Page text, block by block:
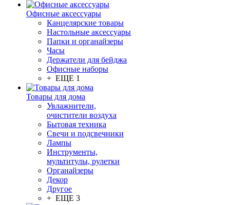
Офисные аксессуары
Канцелярские товары
Настольные аксессуары
Папки и органайзеры
Часы
Держатели для бейджа
Офисные наборы
+ ЕЩЕ 1
Товары для дома
Увлажнители,
очистители воздуха
Бытовая техника
Свечи и подсвечники
Лампы
Инструменты,
мультитулы, рулетки
Органайзеры
Декор
Другое
+ ЕЩЕ 3